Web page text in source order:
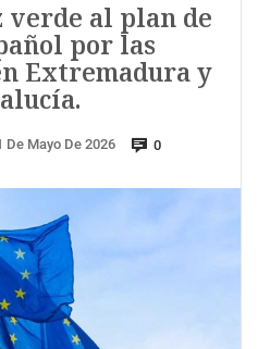
verde al plan de
por las
Extremadura y
De Mayo De 2026 0